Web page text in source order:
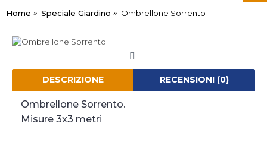
Home Speciale Giardino Ombrellone Sorrento
DESCRIZIONE RECENSIONI (0)
Ombrellone Sorrento.
Misure 3x3 metri